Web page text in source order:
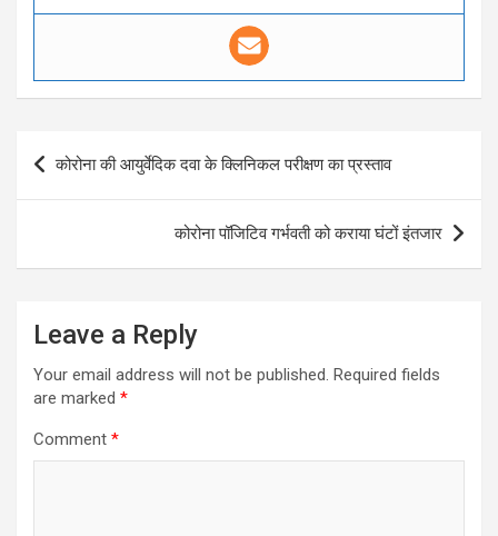
Post
navigation
कोरोना की आयुर्वेदिक दवा के क्लिनिकल परीक्षण का प्रस्ताव
कोरोना पॉजिटिव गर्भवती को कराया घंटों इंतजार
Leave a Reply
Your email address will not be published. Required fields
are marked *
Comment *